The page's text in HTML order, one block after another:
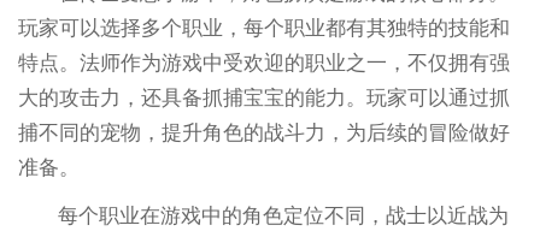
玩家可以选择多个职业，每个职业都有其独特的技能和
特点。法师作为游戏中受欢迎的职业之一，不仅拥有强
大的攻击力，还具备抓捕宝宝的能力。玩家可以通过抓
捕不同的宠物，提升角色的战斗力，为后续的冒险做好
准备。
每个职业在游戏中的角色定位不同，战士以近战为